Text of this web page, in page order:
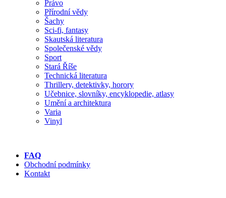
Právo
Přírodní vědy
Šachy
Sci-fi, fantasy
Skautská literatura
Společenské vědy
Sport
Stará Říše
Technická literatura
Thrillery, detektivky, horory
Učebnice, slovníky, encyklopedie, atlasy
Umění a architektura
Varia
Vinyl
FAQ
Obchodní podmínky
Kontakt